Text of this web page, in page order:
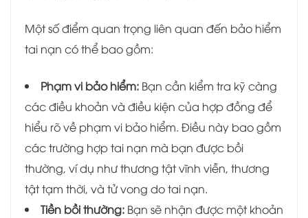
Một số điểm quan trọng liên quan đến bảo hiểm
tai nạn có thể bao gồm:
Phạm vi bảo hiểm: Bạn cần kiểm tra kỹ càng
các điều khoản và điều kiện của hợp đồng để
hiểu rõ về phạm vi bảo hiểm. Điều này bao gồm
các trường hợp tai nạn mà bạn được bồi
thường, ví dụ như thương tật vĩnh viễn, thương
tật tạm thời, và tử vong do tai nạn.
Tiền bồi thường: Bạn sẽ nhận được một khoản